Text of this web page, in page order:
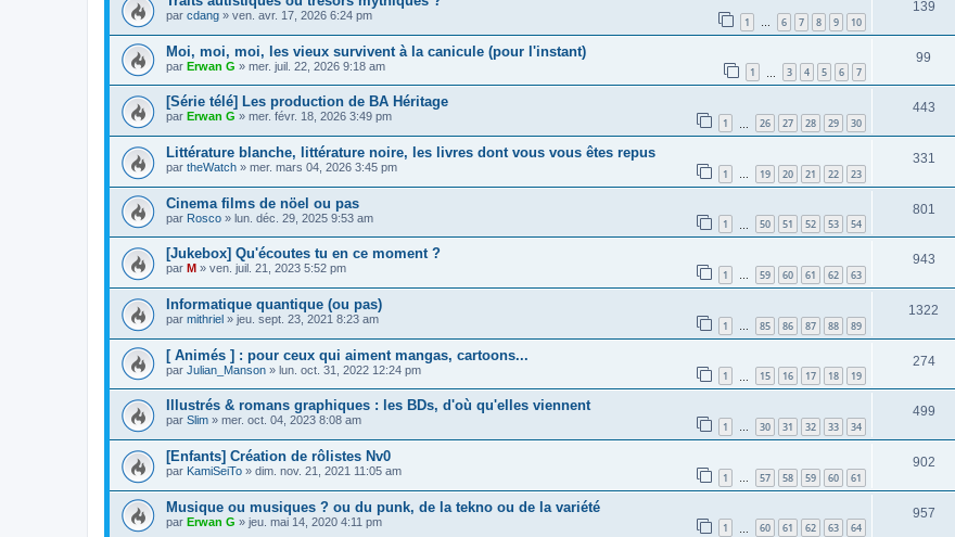
par cdang » ven. avr. 17, 2026 6:24 pm 1 … 6 7 8 9 10
139
Moi, moi, moi, les vieux survivent à la canicule (pour l'instant)
par Erwan G » mer. juil. 22, 2026 9:18 am 1 3 4 5 6 7
99
[Série télé] Les production de BA Héritage
par Erwan G » mer. févr. 18, 2026 3:49 pm 1 26 27 28 29 30
443
Littérature blanche, littérature noire, les livres dont vous vous êtes repus
par theWatch » mer. mars 04, 2026 3:45 pm 1 … 19 20 21 22 23
331
Cinema films de nöel ou pas
par Rosco » lun. déc. 29, 2025 9:53 am 1 50 51 52 53 54
801
[Jukebox] Qu'écoutes tu en ce moment ?
par M » ven. juil. 21, 2023 5:52 pm 1 … 59 60 61 62 63
943
Informatique quantique (ou pas)
par mithriel » jeu. sept. 23, 2021 8:23 am 1 … 85 86 87 88 89
1322
[ Animés ] : pour ceux qui aiment mangas, cartoons...
par Julian_Manson » lun. oct. 31, 2022 12:24 pm 1 15 16 17 18 19
274
Illustrés & romans graphiques : les BDs, d'où qu'elles viennent
par Slim » mer. oct. 04, 2023 8:08 am 1 … 30 31 32 33 34
499
[Enfants] Création de rôlistes Nv0
par KamiSeiTo » dim. nov. 21, 2021 11:05 am 1 … 57 58 59 60 61
902
Musique ou musiques ? ou du punk, de la tekno ou de la variété
par Erwan G » jeu. mai 14, 2020 4:11 pm 1 60 61 62 63 64
957